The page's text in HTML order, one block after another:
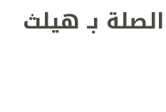
بـ هيلث